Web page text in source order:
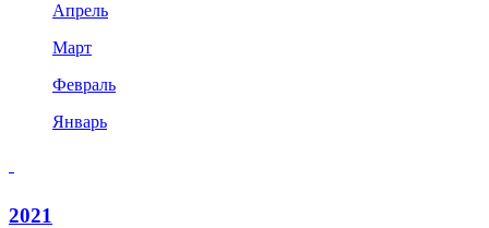
Апрель
Март
Февраль
Январь
2021